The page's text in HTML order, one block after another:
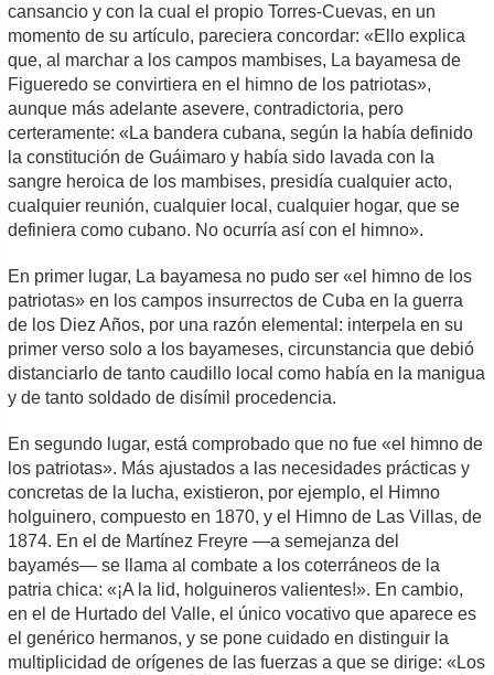
cansancio y con la cual el propio Torres-Cuevas, en un
momento de su artículo, pareciera concordar: «Ello explica
que, al marchar a los campos mambises, La bayamesa de
Figueredo se convirtiera en el himno de los patriotas»,
aunque más adelante asevere, contradictoria, pero
certeramente: «La bandera cubana, según la había definido
la constitución de Guáimaro y había sido lavada con la
sangre heroica de los mambises, presidía cualquier acto,
cualquier reunión, cualquier local, cualquier hogar, que se
definiera como cubano. No ocurría así con el himno».
En primer lugar, La bayamesa no pudo ser «el himno de los
patriotas» en los campos insurrectos de Cuba en la guerra
de los Diez Años, por una razón elemental: interpela en su
primer verso solo a los bayameses, circunstancia que debió
distanciarlo de tanto caudillo local como había en la manigua
y de tanto soldado de disímil procedencia.
En segundo lugar, está comprobado que no fue «el himno de
los patriotas». Más ajustados a las necesidades prácticas y
concretas de la lucha, existieron, por ejemplo, el Himno
holguinero, compuesto en 1870, y el Himno de Las Villas, de
1874. En el de Martínez Freyre —a semejanza del
bayamés― se llama al combate a los coterráneos de la
patria chica: «¡A la lid, holguineros valientes!». En cambio,
en el de Hurtado del Valle, el único vocativo que aparece es
el genérico hermanos, y se pone cuidado en distinguir la
multiplicidad de orígenes de las fuerzas a que se dirige: «Los